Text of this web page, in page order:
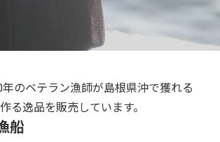
のベテラン漁師が島根県沖で獲れる
る逸品を販売しています。
船